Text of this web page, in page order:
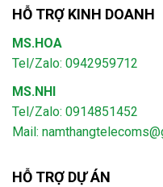
HỖ TRỢ KINH DOANH
MS.HOA
Tel/Zalo: 0942959712
MS.NHI
Tel/Zalo: 0914851452
Mail:
HỖ TRỢ DỰ ÁN